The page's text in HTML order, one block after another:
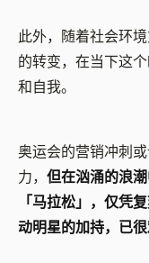
此外，随着社会环
的转变，在当下这
和自我。
奥运会的营销冲刺
力， 但在汹涌的浪
「马拉松」，仅凭
动明星的加持，已很